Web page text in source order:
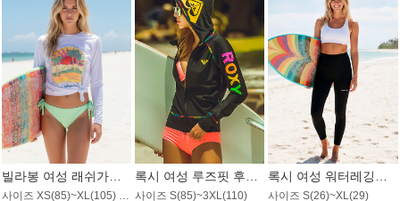
사이즈 S(85)~3XL(110)
사이즈 S(26)~XL(29)